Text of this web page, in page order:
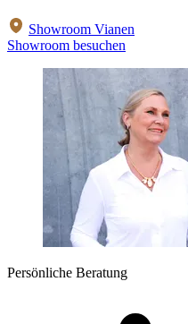
Showroom Vianen
Showroom besuchen
Persönliche Beratung